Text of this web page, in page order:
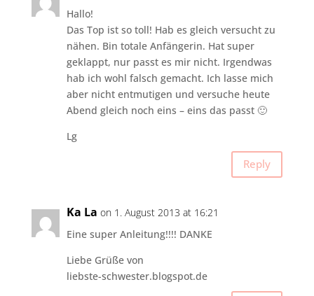
Hallo!
Das Top ist so toll! Hab es gleich versucht zu
nähen. Bin totale Anfängerin. Hat super
geklappt, nur passt es mir nicht. Irgendwas
hab ich wohl falsch gemacht. Ich lasse mich
aber nicht entmutigen und versuche heute
Abend gleich noch eins – eins das passt 🙂
Lg
Reply
Ka La on 1. August 2013 at 16:21
Eine super Anleitung!!!! DANKE
Liebe Grüße von
liebste-schwester.blogspot.de